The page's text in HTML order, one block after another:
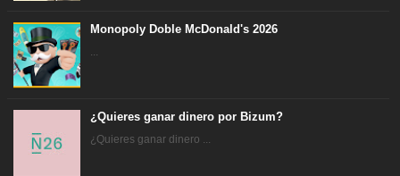
Monopoly Doble McDonald's 2026
...
¿Quieres ganar dinero por Bizum?
¿Quieres ganar dinero ...